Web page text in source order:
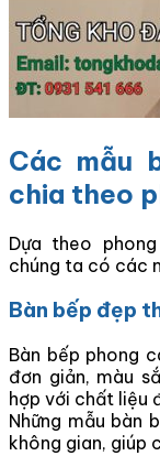
Các mẫu
chia theo
Dựa theo
chúng ta có các
Bàn bếp đẹp
Bàn bếp phong
đơn giản, màu
hợp với chất liệu
Những mẫu bàn
không gian, giúp